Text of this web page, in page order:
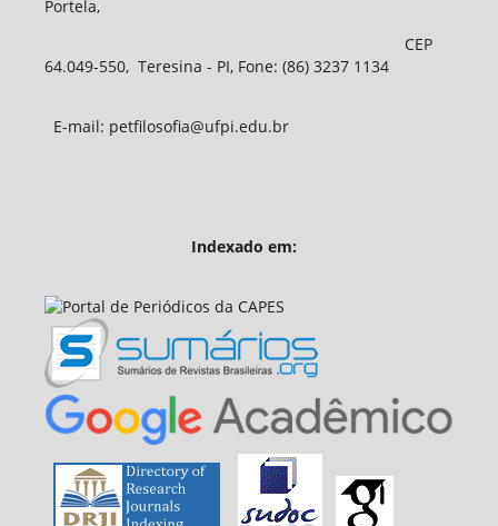
Portela,
CEP
64.049-550, Teresina - PI, Fone: (86) 3237 1134
E-mail: petfilosofia@ufpi.edu.br
Indexado em: